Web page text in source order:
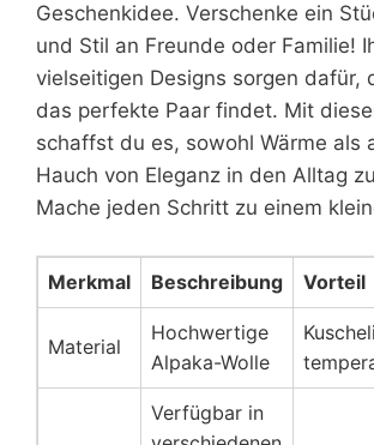
Geschenkidee. Verschenke ein
und Stil an Freunde oder Familie!
vielseitigen Designs sorgen dafür,
das perfekte Paar findet. Mit
schaffst du es, sowohl Wärme als
Hauch von Eleganz in den Alltag
Mache jeden Schritt zu einem
Merkmal Beschreibung Vorteil
Material
Hochwertige
Alpaka-Wolle
Verfügbar in